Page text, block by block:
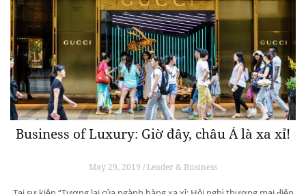
Business of Luxury: Giờ đây, châu Á là xa xỉ!
May 29, 2019 / Leader & Business